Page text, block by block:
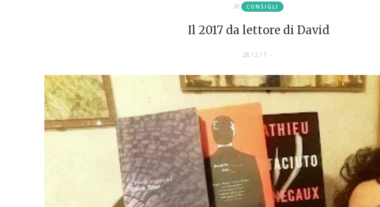
in CONSIGLI
Il 2017 da lettore di David
28.12.17 -